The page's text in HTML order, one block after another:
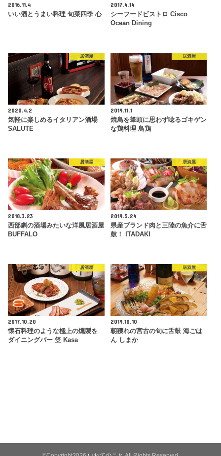
2016.11.4
いい酒とうまい料理 旬菜四季 心
2017.4.14
シーフードビストロ Cisco
Ocean Dining
居酒屋
2020.4.2
気軽に楽しめるイタリアン酒場
SALUTE
居酒屋
2019.11.1
焼鳥を筆頭に思わず唸るゴキゲン
な鶏料理 鳥鶏
居酒屋
2018.3.23
西部劇の酒場みたいな洋風居酒屋
BUFFALO
居酒屋
2019.5.24
県産ブランド肉と三陸の魚介に舌
鼓！ ITADAKI
居酒屋
2017.10.20
懐石料理のような極上の燻製を
ダイニングバー 笠 Kasa
居酒屋
2019.10.10
朝獲れの宮古の旬に舌鼓 海ごは
ん しまか